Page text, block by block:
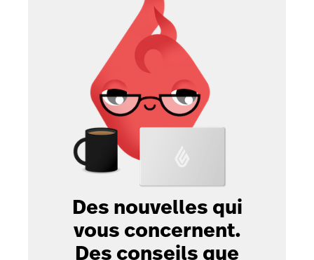
Des nouvelles qui
vous concernent.
Des conseils que